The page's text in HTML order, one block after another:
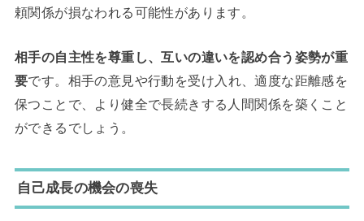
頼関係が損なわれる可能性があります。
相手の自主性を尊重し、互いの違いを認め合う姿勢が重
要です。相手の意見や行動を受け入れ、適度な距離感を
保つことで、より健全で長続きする人間関係を築くこと
ができるでしょう。
自己成長の機会の喪失